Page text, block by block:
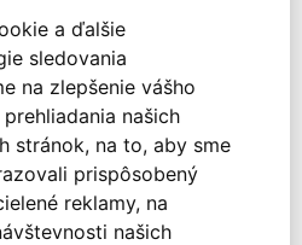
a ďalšie
sledovania
na zlepšenie vášho
našich
stránok, na to, aby sme
prispôsobený
reklamy, na
našich
Všeobecné zmluvné
podmienky
Alternatívne riešenie
sporov
Spracovanie osobných
údajov